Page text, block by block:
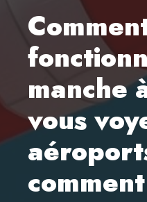
manche
vous